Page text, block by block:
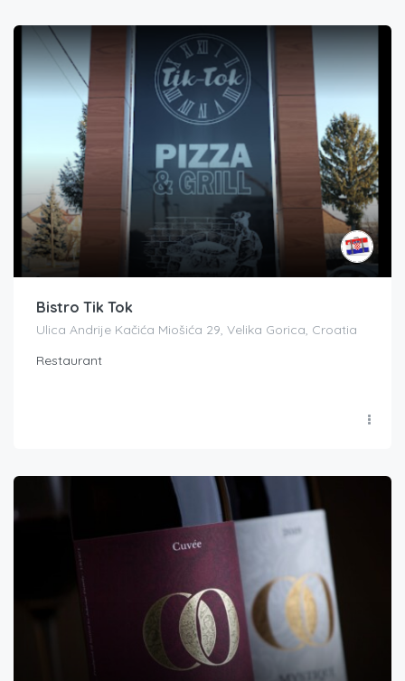
Bistro Tik Tok
Ulica Andrije Kačića Miošića 29, Velika Gorica, Croatia
Restaurant